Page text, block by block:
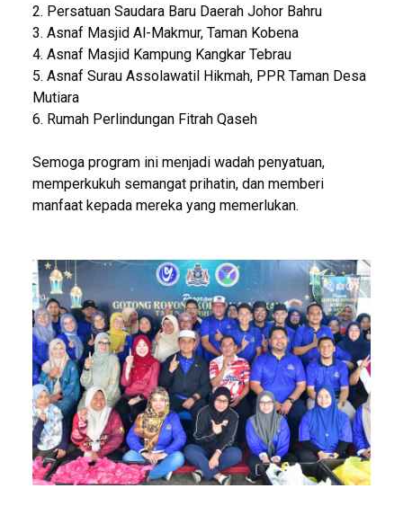
2. Persatuan Saudara Baru Daerah Johor Bahru
3. Asnaf Masjid Al-Makmur, Taman Kobena
4. Asnaf Masjid Kampung Kangkar Tebrau
5. Asnaf Surau Assolawatil Hikmah, PPR Taman Desa
Mutiara
6. Rumah Perlindungan Fitrah Qaseh
Semoga program ini menjadi wadah penyatuan,
memperkukuh semangat prihatin, dan memberi
manfaat kepada mereka yang memerlukan.